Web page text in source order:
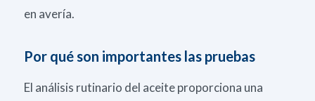
en avería.
Por qué son importantes las pruebas
El análisis rutinario del aceite proporciona una